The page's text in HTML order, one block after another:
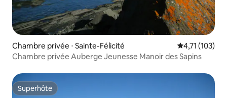
Chambre privée ⋅ Sainte-Félicité Évaluation
4,71 (103)
Chambre privée Auberge Jeunesse Manoir des Sapins
Superhôte
Superhôte